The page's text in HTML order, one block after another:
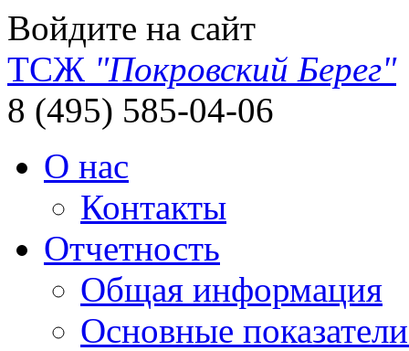
Войдите на сайт
ТСЖ "Покровский Берег"
8 (495) 585-04-06
О нас
Контакты
Отчетность
Общая информация
Основные